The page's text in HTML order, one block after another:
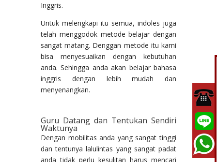
Inggris.
Untuk melengkapi itu semua, indoles juga
telah menggodok metode belajar dengan
sangat matang. Denggan metode itu kami
bisa menyesuaikan dengan kebutuhan
anda. Sehingga anda akan belajar bahasa
inggris dengan lebih mudah dan
menyenangkan.
Guru Datang dan Tentukan Sendiri
Waktunya
Dengan mobilitas anda yang sangat tinggi
dan tentunya lalulintas yang sangat padat
anda tidak perlu kesulitan harus mencari